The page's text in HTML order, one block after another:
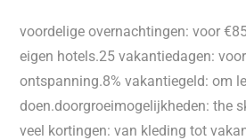
voordelige overnachtingen: voor
eigen hotels.25 vakantiedagen:
ontspanning.8% vakantiegeld: om
doen.doorgroeimogelijkheden: the
veel kortingen: van kleding tot